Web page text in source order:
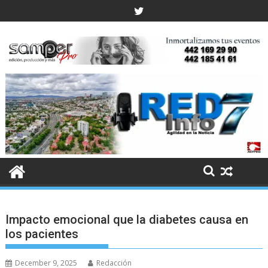
to
Impacto emocional que la diabetes causa en
los pacientes
December 9, 2025 Redacción